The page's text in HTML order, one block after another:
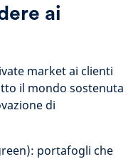
ai
market ai clienti
il mondo sostenuta
di
portafogli che